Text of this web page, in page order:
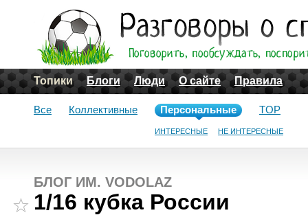
Топики Блоги Люди О сайте Правила
Все Коллективные Персональные
ИНТЕРЕСНЫЕ НЕ ИНТЕРЕСНЫЕ
TOP
БЛОГ ИМ. VODOLAZ
1/16 кубка России